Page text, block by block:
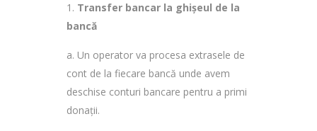
Transfer bancar la ghișeul de la
bancă
a. Un operator va procesa extrasele de
cont de la fiecare bancă unde avem
deschise conturi bancare pentru a primi
donații.